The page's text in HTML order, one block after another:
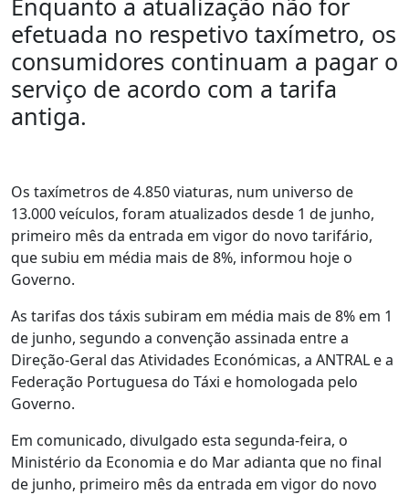
Enquanto a atualização não for
efetuada no respetivo taxímetro, os
consumidores continuam a pagar o
serviço de acordo com a tarifa
antiga.
Os taxímetros de 4.850 viaturas, num universo de
13.000 veículos, foram atualizados desde 1 de junho,
primeiro mês da entrada em vigor do novo tarifário,
que subiu em média mais de 8%, informou hoje o
Governo.
As tarifas dos táxis subiram em média mais de 8% em 1
de junho, segundo a convenção assinada entre a
Direção-Geral das Atividades Económicas, a ANTRAL e a
Federação Portuguesa do Táxi e homologada pelo
Governo.
Em comunicado, divulgado esta segunda-feira, o
Ministério da Economia e do Mar adianta que no final
de junho, primeiro mês da entrada em vigor do novo